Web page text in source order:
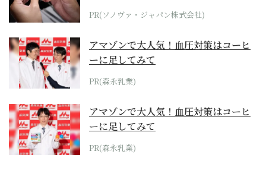
PR(ソノヴァ・ジャパン株式会社)
アマゾンで大人気！血圧対策はコーヒ
ーに足してみて
PR(森永乳業)
アマゾンで大人気！血圧対策はコーヒ
ーに足してみて
PR(森永乳業)